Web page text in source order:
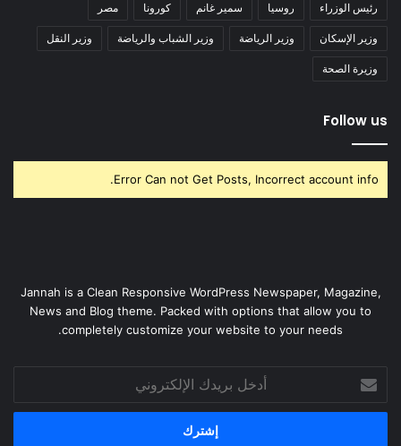
رئيس الوزراء روسيا سمير غانم كورونا مصر
وزير الإسكان وزير الرياضة وزير الشباب والرياضة وزير النقل
وزيرة الصحة
Follow us
Error Can not Get Posts, Incorrect account info.
Jannah is a Clean Responsive WordPress Newspaper, Magazine,
News and Blog theme. Packed with options that allow you to
completely customize your website to your needs.
بريدك
الإلكتروني